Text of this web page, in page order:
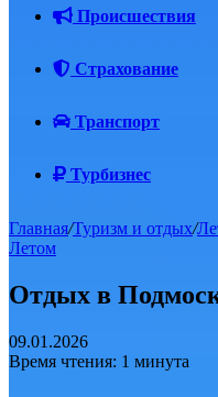
Происшествия
Страхование
Транспорт
Турбизнес
Главная/Туризм и отдых/
Летом
Отдых в
09.01.2026
Время чтения: 1 минута